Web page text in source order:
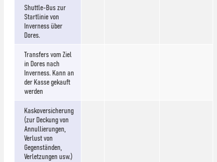
Shuttle-Bus zur
Startlinie von
Inverness über
Dores.
Transfers vom Ziel
in Dores nach
Inverness. Kann an
der Kasse gekauft
werden
Kaskoversicherung
(zur Deckung von
Annullierungen,
Verlust von
Gegenständen,
Verletzungen usw.)